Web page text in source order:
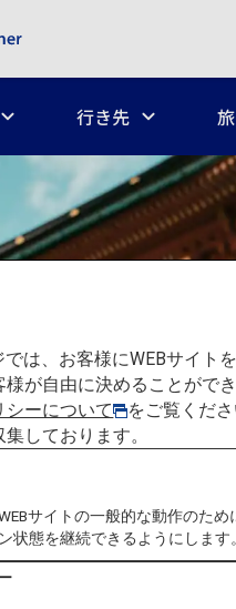
行き先
では、お客様にWEBサイト
様が自由に決めることがで
シーについて
をご覧くだ
しております。
サイトの一般的な動作のた
状態を継続できるようにします